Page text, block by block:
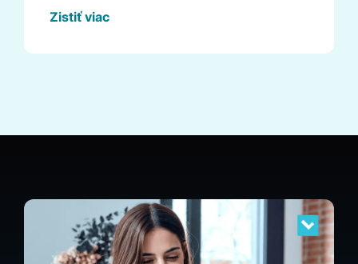
Zistiť viac